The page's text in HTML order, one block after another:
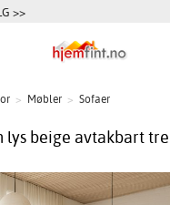
>>
> Møbler > Sofaer
lys beige avtakbart